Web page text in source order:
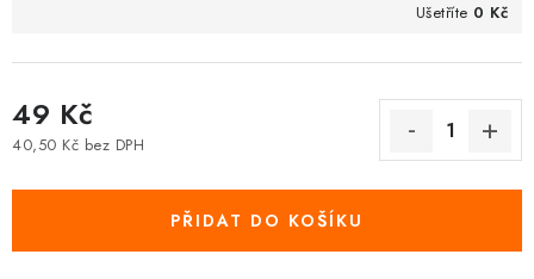
Ušetříte 0 Kč
49 Kč
40,50 Kč bez DPH
PŘIDAT DO KOŠÍKU